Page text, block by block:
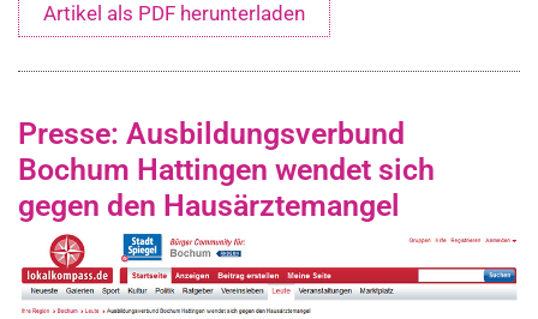
Artikel als PDF herunterladen
Presse: Ausbildungsverbund
Bochum Hattingen wendet sich
gegen den Hausärztemangel